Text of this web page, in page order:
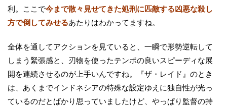
利。ここで今まで散々見せてきた処刑に匹敵する凶悪な殺し
方で倒してみせるあたりはわかってますね。
全体を通してアクションを見ていると、一瞬で形勢逆転して
しまう緊張感と、刃物を使ったテンポの良いスピーディな展
開を連続させるのが上手いんですね。『ザ・レイド』のとき
は、あくまでインドネシアの特殊な設定ゆえに独自性が光っ
ているのだとばかり思っていましたけど、やっぱり監督の持